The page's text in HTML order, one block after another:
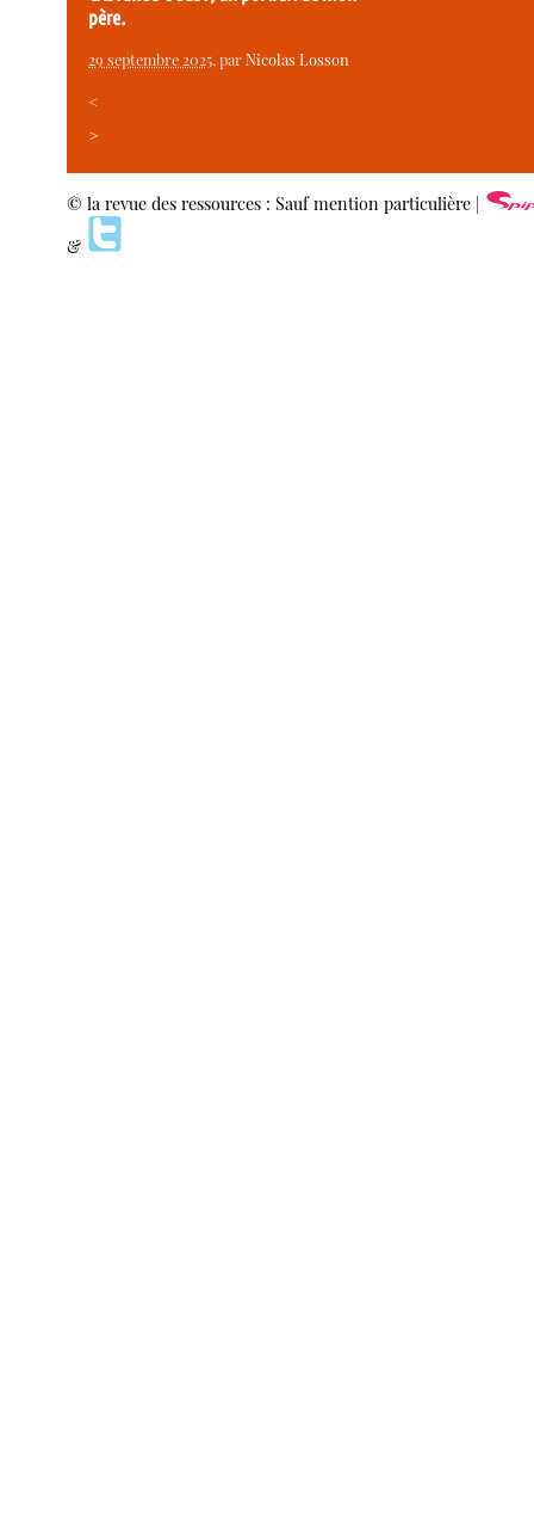
père.
29 septembre 2025, parNicolas Losson
<
>
© la revue des ressources : Sauf mention particulière |
&